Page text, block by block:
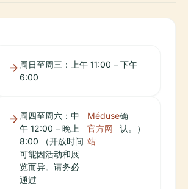
周日至周三：上午 11:00 – 下午
6:00
周四至周六：中
午 12:00 – 晚上
8:00 （开放时间
可能因活动和展
览而异。请务必
通过
Méduse
官方网
站
确
认。）